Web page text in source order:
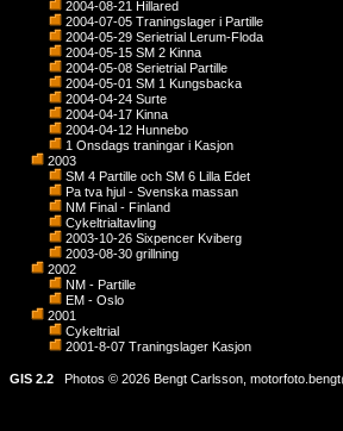
2004-08-21 Hillared
2004-07-05 Traningslager i Partille
2004-05-29 Serietrial Lerum-Floda
2004-05-15 SM 2 Kinna
2004-05-08 Serietrial Partille
2004-05-01 SM 1 Kungsbacka
2004-04-24 Surte
2004-04-17 Kinna
2004-04-12 Hunnebo
1 Onsdags traningar i Kasjon
2003
SM 4 Partille och SM 6 Lilla Edet
Pa tva hjul - Svenska massan
NM Final - Finland
Cykeltrialtavling
2003-10-26 Sixpencer Kviberg
2003-08-30 grillning
2002
NM - Partille
EM - Oslo
2001
Cykeltrial
2001-8-07 Traningslager Kasjon
GIS 2.2 Photos © 2026 Bengt Carlsson,